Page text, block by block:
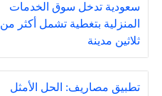
سعودية تدخل سوق الخدمات
المنزلية بتغطية تشمل أكثر من
ثلاثين مدينة
تطبيق مصاريف: الحل الأمثل